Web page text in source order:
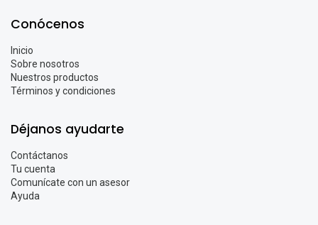
Conócenos
Inicio
Sobre nosotros
Nuestros productos
Términos y condiciones
Déjanos ayudarte
Contáctanos
Tu cuenta
Comunícate con un asesor
Ayuda